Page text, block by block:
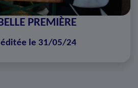
PREMIÈRE
éditée le 31/05/24